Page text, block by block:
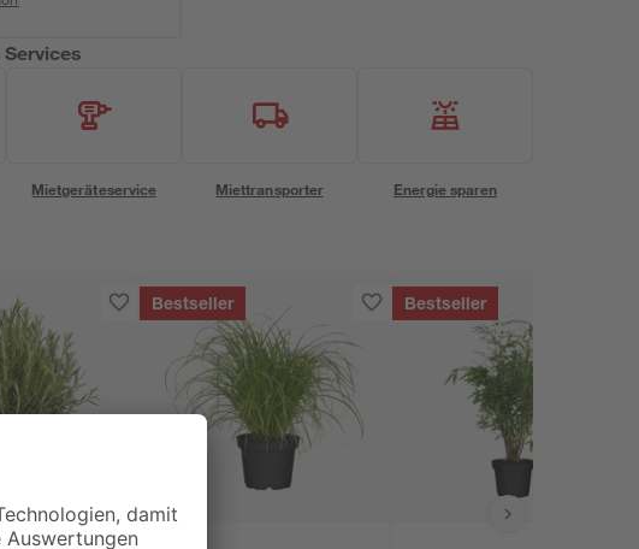
Mietgeräteservice Miettransporter Energie sparen
Bestseller Bestseller